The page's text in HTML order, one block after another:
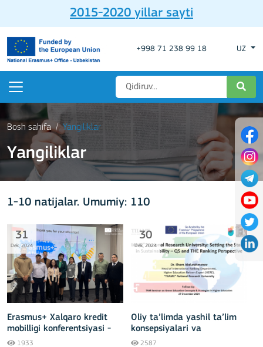
2015-2020 yillar sayti
+998 71 238 99 18 UZ
Bosh sahifa Yangiliklar
Yangiliklar
1-10 natijalar. Umumiy: 110
31
Dek, 2024
Erasmus+ Xalqaro kredit
mobilligi konferentsiyasi -
2024
1933
30
Dek, 2024
Oliy ta’limda yashil ta’lim
konsepsiyalari va
strategiyalari bo‘yicha TAM
2587